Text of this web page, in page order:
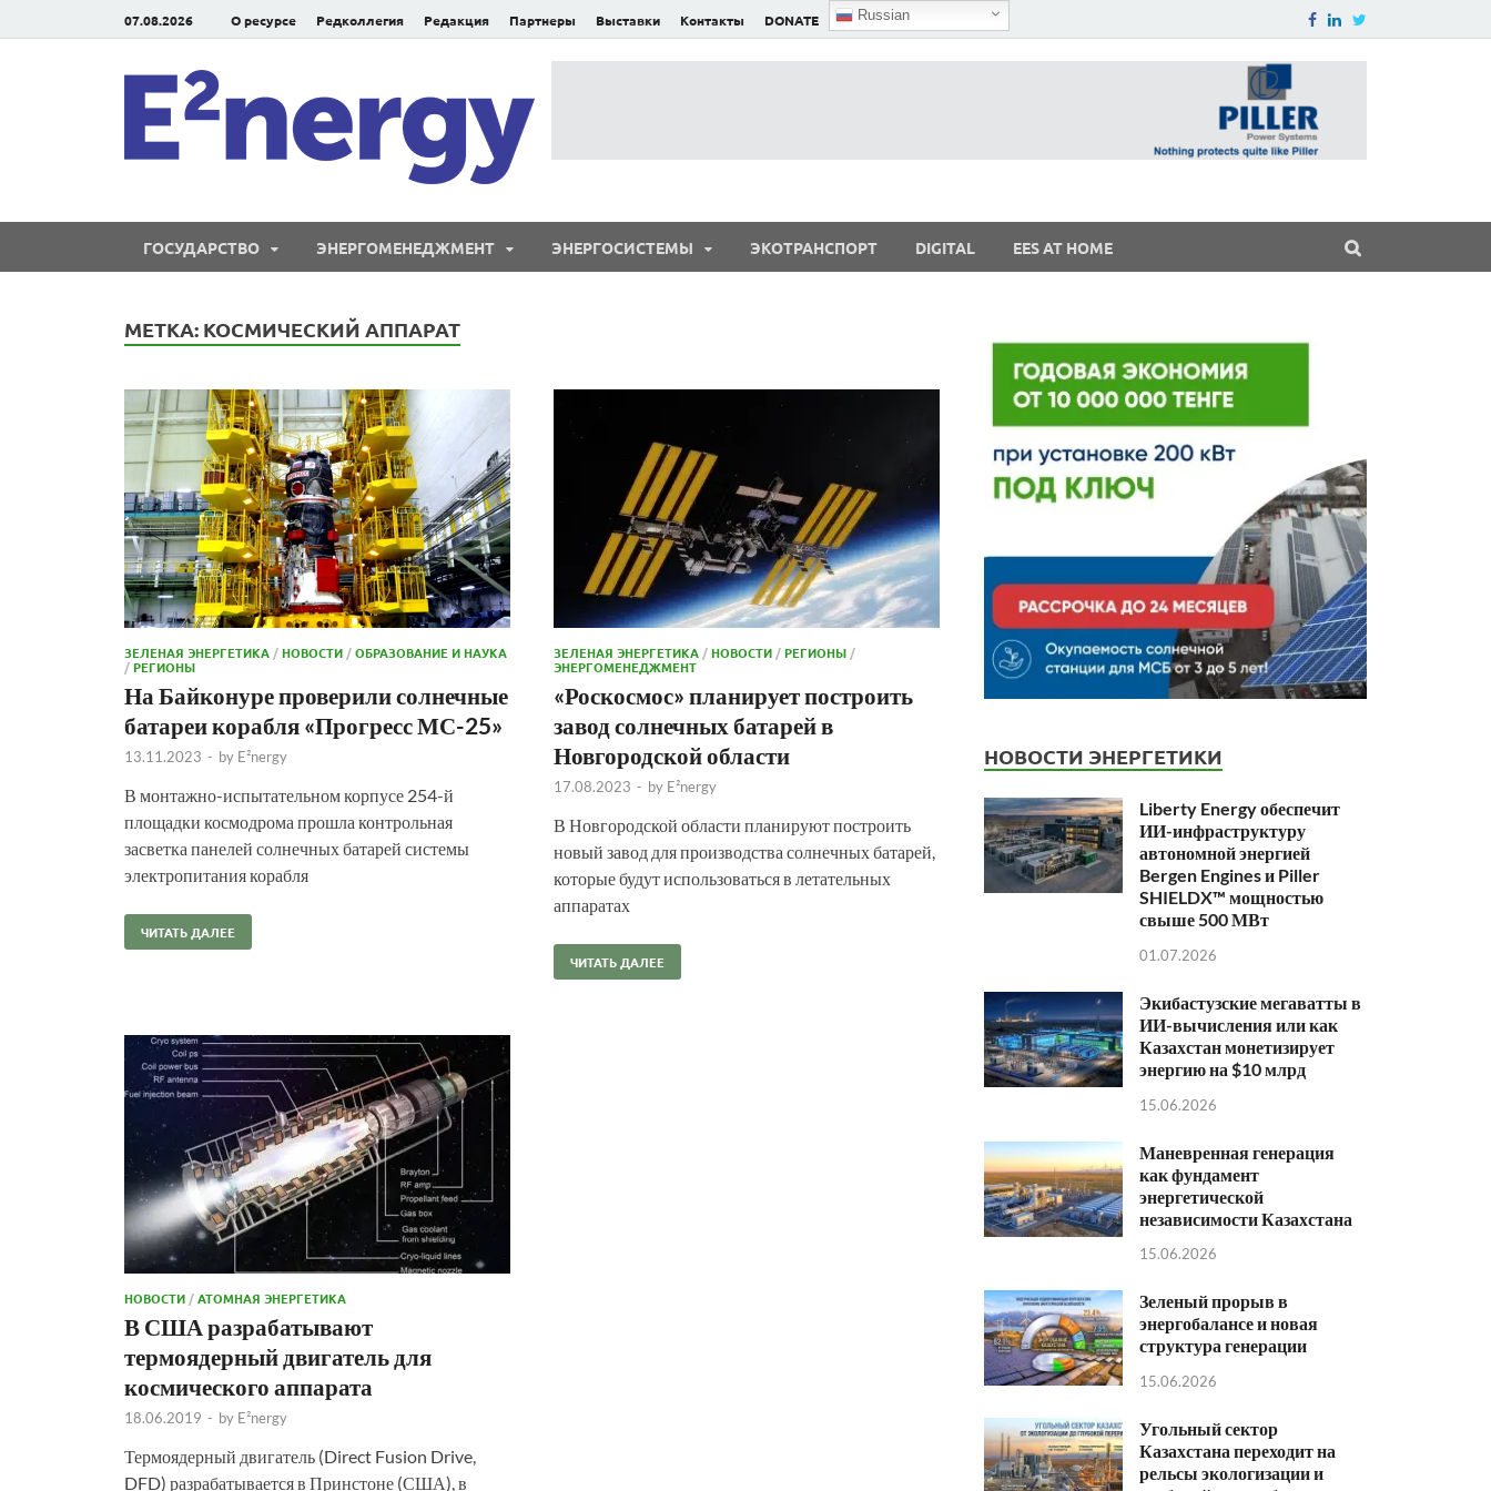
07.08.2026 О ресурсе Редколлегия Редакция Партнеры Выставки Контакты DONATE Russian
ГОСУДАРСТВО ЭНЕРГОМЕНЕДЖМЕНТ ЭНЕРГОСИСТЕМЫ ЭКОТРАНСПОРТ DIGITAL EES AT HOME
МЕТКА: КОСМИЧЕСКИЙ АППАРАТ
ЗЕЛЕНАЯ ЭНЕРГЕТИКА /НОВОСТИ /ОБРАЗОВАНИЕ И НАУКА
/РЕГИОНЫ
На Байконуре проверили солнечные
батареи корабля «Прогресс МС-25»
13.11.2023 - by E²nergy
В монтажно-испытательном корпусе 254-й
площадки космодрома прошла контрольная
засветка панелей солнечных батарей системы
электропитания корабля
ЧИТАТЬ ДАЛЕЕ
ЗЕЛЕНАЯ ЭНЕРГЕТИКА /НОВОСТИ /РЕГИОНЫ /
ЭНЕРГОМЕНЕДЖМЕНТ
«Роскосмос» планирует построить
завод солнечных батарей в
Новгородской области
17.08.2023 - by E²nergy
В Новгородской области планируют построить
новый завод для производства солнечных батарей,
которые будут использоваться в летательных
аппаратах
ЧИТАТЬ ДАЛЕЕ
НОВОСТИ /АТОМНАЯ ЭНЕРГЕТИКА
В США разрабатывают
термоядерный двигатель для
космического аппарата
18.06.2019 - by E²nergy
Термоядерный двигатель (Direct Fusion Drive,
DFD) разрабатывается в Принстоне (США), в
НОВОСТИ ЭНЕРГЕТИКИ
Liberty Energy обеспечит
ИИ-инфраструктуру
автономной энергией
Bergen Engines и Piller
SHIELDX™ мощностью
свыше 500 МВт
01.07.2026
Экибастузские мегаватты в
ИИ-вычисления или как
Казахстан монетизирует
энергию на $10 млрд
15.06.2026
Маневренная генерация
как фундамент
энергетической
независимости Казахстана
15.06.2026
Зеленый прорыв в
энергобалансе и новая
структура генерации
15.06.2026
Угольный сектор
Казахстана переходит на
рельсы экологизации и